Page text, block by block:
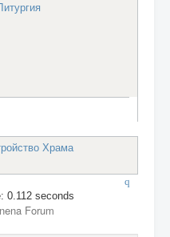
Храма
0.112 seconds
Forum